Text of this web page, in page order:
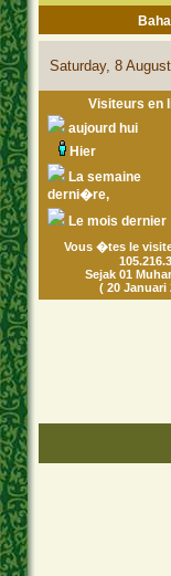
Saturday, 8
Visiteurs en
aujourd hui
Hier
La semaine
derni�re,
Le mois dernier
Vous �tes le
Sejak 01
( 20 Januari